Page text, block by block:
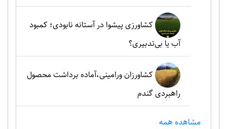
کشاورزی پیشوا در آستانه نابودی؛ کمبود
آب یا بی‌تدبیری؟
کشاورزان ورامینی،آماده برداشت محصول
راهبردی گندم
مشاهده همه